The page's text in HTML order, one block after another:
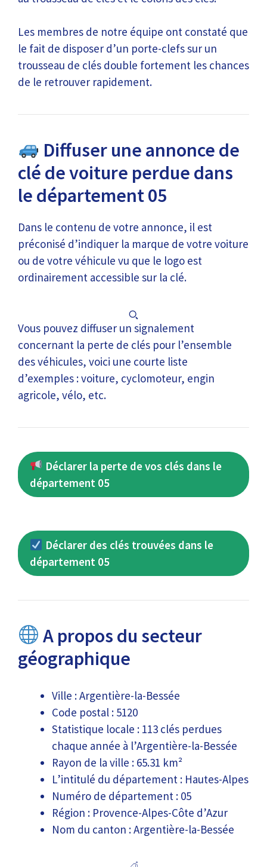
Les membres de notre équipe ont constaté que
le fait de disposer d’un porte-clefs sur un
trousseau de clés double fortement les chances
de le retrouver rapidement.
Diffuser une annonce de
clé de voiture perdue dans
le département 05
Dans le contenu de votre annonce, il est
préconisé d’indiquer la marque de votre voiture
ou de votre véhicule vu que le logo est
ordinairement accessible sur la clé.
Vous pouvez diffuser un signalement
concernant la perte de clés pour l’ensemble
des véhicules, voici une courte liste
d’exemples : voiture, cyclomoteur, engin
agricole, vélo, etc.
Déclarer la perte de vos clés dans le
département 05
Déclarer des clés trouvées dans le
département 05
A propos du secteur
géographique
Ville : Argentière-la-Bessée
Code postal : 5120
Statistique locale : 113 clés perdues
chaque année à l’Argentière-la-Bessée
Rayon de la ville : 65.31 km²
L’intitulé du département : Hautes-Alpes
Numéro de département : 05
Région : Provence-Alpes-Côte d’Azur
Nom du canton : Argentière-la-Bessée